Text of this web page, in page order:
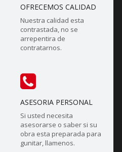
OFRECEMOS CALIDAD
Nuestra calidad esta
contrastada, no se
arrepentira de
contratarnos.
ASESORIA PERSONAL
Si usted necesita
asesorarse o saber si su
obra esta preparada para
gunitar, llamenos.